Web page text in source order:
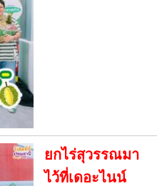
ยกไร่สุวรรณมา
ไว้ที่เดอะไนน์